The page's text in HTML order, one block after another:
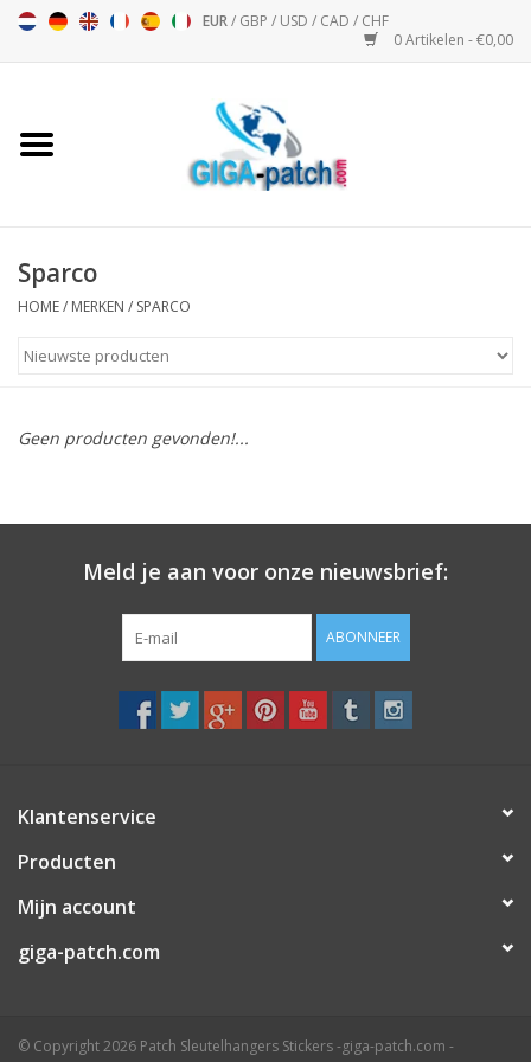
EUR/ GBP / USD / CAD / CHF
0 Artikelen - €0,00
Motor Sport - Sport
Patch I
Sleutelhanger
Sparco
HOME/ MERKEN / SPARCO
Geen producten gevonden!...
Meld je aan voor onze nieuwsbrief:
ABONNEER
Klantenservice
Producten
Mijn account
giga-patch.com
© Copyright 2026 Patch Sleutelhangers Stickers -giga-patch.com -